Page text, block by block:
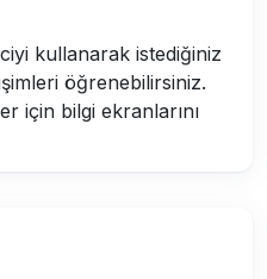
kullanarak istediğiniz
öğrenebilirsiniz.
için bilgi ekranlarını